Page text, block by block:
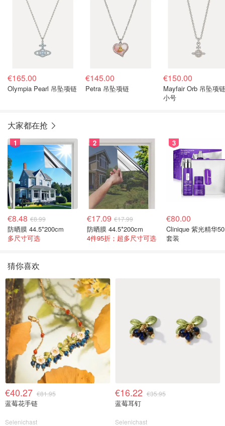
€165.00
Olympia Pearl 吊坠项链
€145.00
Petra 吊坠项链
€150.00
Mayfair Orb 吊坠项链
小号
大家都在抢
1
€8.48 €8.99
防晒膜 44.5*200cm
多尺寸可选
2
€17.09 €17.99
防晒膜 44.5*200cm
4件95折；超多尺寸可选
3
€80.00
Clinique 紫光精华
套装
猜你喜欢
€40.27 €81.95
蓝莓花手链
Selenichast
€16.22 €35.95
蓝莓耳钉
Selenichast